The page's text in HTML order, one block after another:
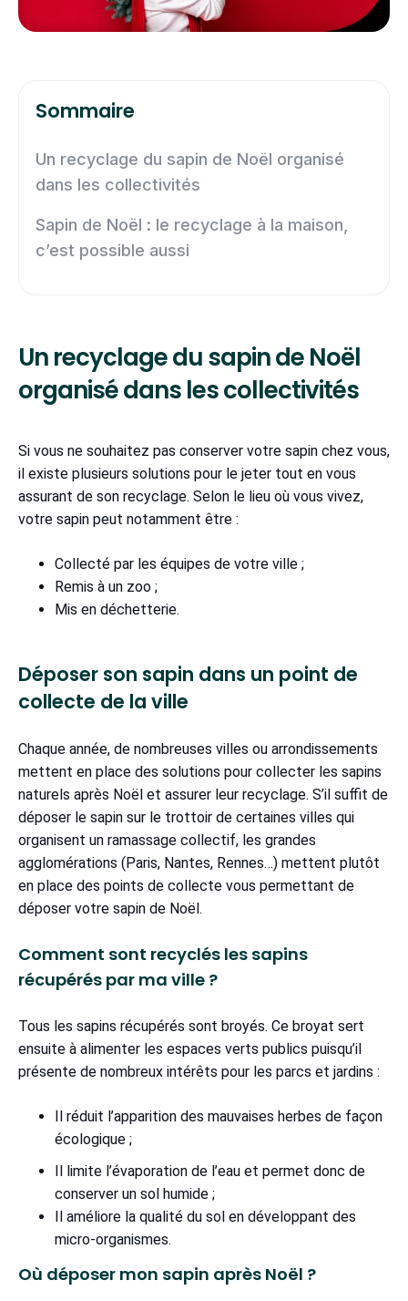
Sommaire
Un recyclage du sapin de Noël organisé
dans les collectivités
Sapin de Noël : le recyclage à la maison,
c’est possible aussi
Un recyclage du sapin de Noël
organisé dans les collectivités
Si vous ne souhaitez pas conserver votre sapin chez vous,
il existe plusieurs solutions pour le jeter tout en vous
assurant de son recyclage. Selon le lieu où vous vivez,
votre sapin peut notamment être :
Collecté par les équipes de votre ville ;
Remis à un zoo ;
Mis en déchetterie.
Déposer son sapin dans un point de
collecte de la ville
Chaque année, de nombreuses villes ou arrondissements
mettent en place des solutions pour collecter les sapins
naturels après Noël et assurer leur recyclage. S’il suffit de
déposer le sapin sur le trottoir de certaines villes qui
organisent un ramassage collectif, les grandes
agglomérations (Paris, Nantes, Rennes…) mettent plutôt
en place des points de collecte vous permettant de
déposer votre sapin de Noël.
Comment sont recyclés les sapins
récupérés par ma ville ?
Tous les sapins récupérés sont broyés. Ce broyat sert
ensuite à alimenter les espaces verts publics puisqu’il
présente de nombreux intérêts pour les parcs et jardins :
Il réduit l’apparition des mauvaises herbes de façon
écologique ;
Il limite l’évaporation de l’eau et permet donc de
conserver un sol humide ;
Il améliore la qualité du sol en développant des
micro-organismes.
Où déposer mon sapin après Noël ?